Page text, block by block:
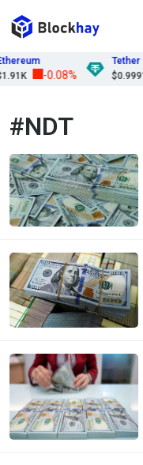
-0.08%
Tether
$0.9991
#NDT